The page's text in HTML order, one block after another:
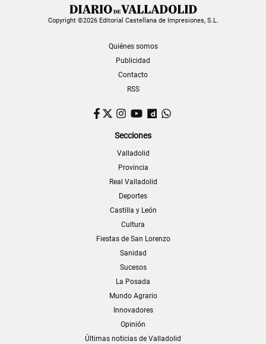
Copyright ©2026 Editorial Castellana de Impresiones, S.L.
Quiénes somos
Publicidad
Contacto
RSS
Facebook
TwitterInstagram
YouTubeDailymotion
Secciones
Valladolid
Provincia
Real Valladolid
Deportes
Castilla y León
Cultura
Fiestas de San Lorenzo
Sanidad
Sucesos
La Posada
Mundo Agrario
Innovadores
Opinión
Últimas noticias de Valladolid